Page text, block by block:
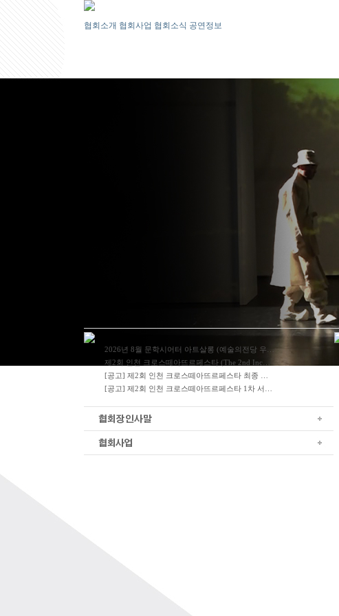
협회소개 협회사업 협회소식 공연정보
2026년 8월 문학시어터 아트살롱 (예술의전당 우…
제2회 인천 크로스떼아뜨르페스타 (The 2nd Inc…
[공고] 제2회 인천 크로스떼아뜨르페스타 최종 …
[공고] 제2회 인천 크로스떼아뜨르페스타 1차 서…